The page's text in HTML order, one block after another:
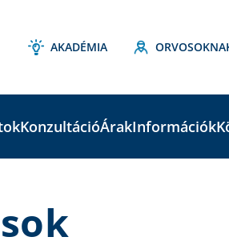
AKADÉMIA
KonzultációÁrakInformációk